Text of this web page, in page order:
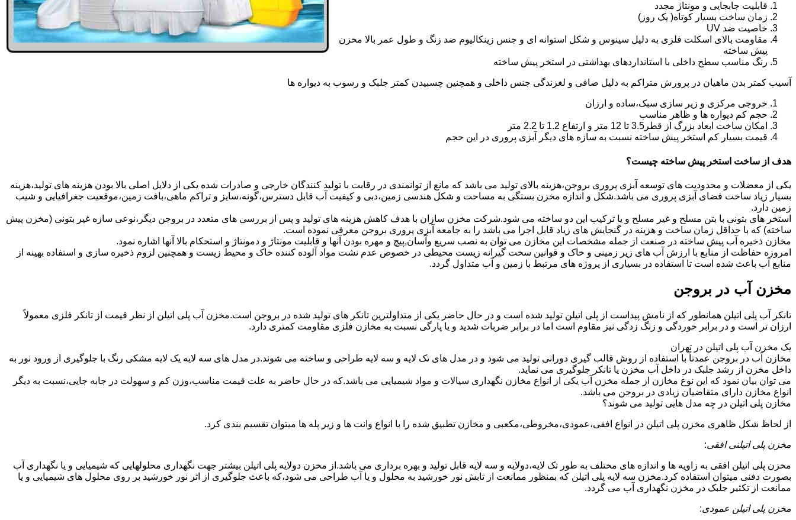
قابلیت جابجایی و مونتاژ مجدد
زمان ساخت بسیار کوتاه( یک روز)
خاصیت ضد UV
مقاومت بالای اسکلت فلزی به دلیل سینوس و شکل استوانه ای و جنس زینکالیوم ضد زنگ و طول عمر بالا مخزن
پیش ساخته
رنگ مناسب سطح داخلی با استانداردهای بهداشتی در استخر پیش ساخته
آسیب کمتر بدن ماهیان در پرورش متراکم به دلیل صافی و لغزندگی جنس داخلی و همچنین چسبیدن کمتر جلبک و رسوب به دیواره ها
خروجی مرکزی و زیر سازی سبک،ساده و ارزان
حجم کم دیواره ها و ظاهر مناسب
امکان ساخت ابعاد بزرگ از قطر3.5 تا 12 متر و ارتفاع 1.2 تا 2.2 متر
قیمت بسیار کم استخر پیش ساخته نسبت به سازه های دیگر آبزی پروری در این حجم
هدف از ساخت استخر پیش ساخته چیست؟
یکی از معضلات و محدودیت های توسعه آبزی پروری بروجن،هزینه بالای تولید می باشد که مانع از توانمندی در رقابت با تولید کنندگان خارجی و صادرات شده یکی از دلایل اصلی بالا بودن هزینه های تولید،هزینه
بسیار زیاد ساخت فضای آبزی پروری می باشد.شکل و اندازه مخزن بستگی به مساحت و شکل هندسی زمین،دبی و کیفیت آب قابل دسترس،گونه،سایز و تراکم ماهی،بافت زمین،موقعیت جغرافیایی و شیب
زمین دارد.
استخر های بتونی با بتن مسلح و غیر مسلح و یا ترکیب این دو ساخته می شود.شرکت مخزن سازان با هدف کاهش هزینه های تولید و پس از بررسی های متعدد در بروجن دیگر،نوعی سازه غیر بتونی (مخزن پیش
ساخته) که با حداقل زمان ساخت و هزینه در گنجایش های زیاد قابل اجرا می باشد را به جامعه آبزی پروری بروجن معرفی نموده است.
مخازن ذخیره آب پیش ساخته در صنعت از جمله مشخصات این مخازن می توان به نصب سریع وآسان,پیچ و مهره بودن آنها و قابلیت مونتاژ و دمونتاژ و استحکام بالا آنها اشاره نمود.
امروزه حفاظت از منابع با ارزش آب های زیر زمینی و خاک و قوانین سخت گیرانه زیست محیطی در خصوص عدم نشت مواد آلوده کننده خاک و محیط زیست و همچنین لزوم ذخیره سازی و استفاده بهینه از
منابع آب باعث شده است تا استفاده در بسیاری از پروژه های مرتبط با زمین و آب متداول گردد.
مخزن آب در بروجن
تانکر آب پلی اتیلن همانطور که از نامش پیداست از پلی اتیلن تولید شده است و در حال حاضر یکی از متداولترین تانکر های تولید شده در بروجن است.مخزن آب پلی اتیلن از نظر قیمت از تانکر فلزی معمولاً
ارزان تر است و در برابر خوردگی و زنگ زدگی نیز مقاوم است اما در برابر ضربات شدید و یا پارگی نسبت به مخازن فلزی مقاومت کمتری دارد.
یک مخزن آب پلی اتیلن در تهران
مخازن آب در بروجن عمدتاً با استفاده از روش قالب گیری دورانی تولید می شود و در مدل های تک لایه و سه لایه طراحی و ساخته می شوند.در مدل های سه لایه یک لایه مشکی رنگ با جلوگیری از ورود نور به
داخل مخزن از رشد جلبک در داخل آب مخزن یا تانکر جلوگیری می نماید.
می توان بیان نمود که این نوع مخازن از جمله مخزن آب یکی از انواع مخازن نگهداری سیالات و مواد شیمیایی می باشد.که در حال حاضر به علت قیمت مناسب،وزن کم و سهولت در جابه جایی،نسبت به دیگر
انواع مخازن دارای متقاضیان زیادی در بروجن می باشد.
مخازن پلی اتیلن در چه مدل هایی تولید می شوند؟
از لحاظ شکل ظاهری مخزن پلی اتیلن در انواع افقی،عمودی،مخروطی،مکعبی و مخازن تطبیق شده را با انواع وانت ها و زیر پله ها میتوان تقسیم بندی کرد.
مخزن پلی اتیلنی افقی:
مخزن پلی اتیلن افقی به زاویه ها و اندازه های مختلف به طور تک لایه،دولایه و سه لایه قابل تولید و بهره برداری می باشد.از مخزن دولایه پلی اتیلن بیشتر جهت نگهداری محلولهایی که شیمیایی و یا نگهداری آب
بصورت دفنی میتوان استفاده کرد.مخزن سه لایه پلی اتیلن که بمنظور ممانعت از تابش نور خورشید به محلول و یا آب طراحی می شود،که باعث جلوگیری از اثر نور خورشید بر روی محلول های شیمیایی و یا
ممانعت از تکثیر جلبک در مخزن نگهداری آب می گردد.
مخزن پلی اتیلن عمودی: